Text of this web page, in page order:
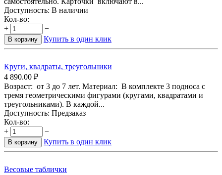
Доступность: В наличии
Кол-во:
+
−
В корзину Купить в один клик
Круги, квадраты, треугольники
4 890.00 ₽
Возраст: от 3 до 7 лет. Материал: В комплекте 3 подноса с
тремя геометрическими фигурами (кругами, квадратами и
треугольниками). В каждой...
Доступность: Предзаказ
Кол-во:
+
−
В корзину Купить в один клик
Весовые таблички